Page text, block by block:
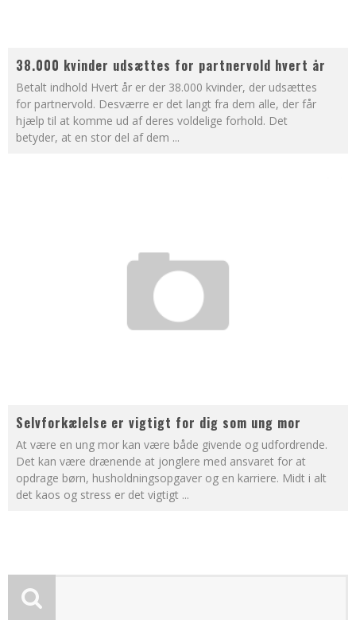
38.000 kvinder udsættes for partnervold hvert år
Betalt indhold Hvert år er der 38.000 kvinder, der udsættes
for partnervold. Desværre er det langt fra dem alle, der får
hjælp til at komme ud af deres voldelige forhold. Det
betyder, at en stor del af dem ...
Selvforkælelse er vigtigt for dig som ung mor
At være en ung mor kan være både givende og udfordrende.
Det kan være drænende at jonglere med ansvaret for at
opdrage børn, husholdningsopgaver og en karriere. Midt i alt
det kaos og stress er det vigtigt ...